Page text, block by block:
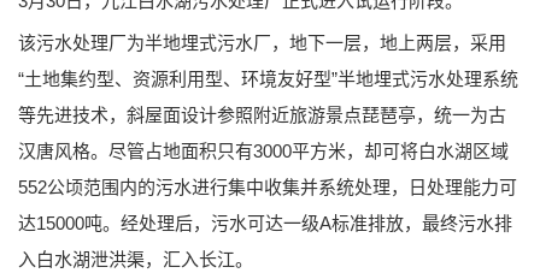
该污水处理厂为半地埋式污水厂，地下一层，地上两层，采用
“土地集约型、资源利用型、环境友好型”半地埋式污水处理系统
等先进技术，斜屋面设计参照附近旅游景点琵琶亭，统一为古
汉唐风格。尽管占地面积只有3000平方米，却可将白水湖区域
552公顷范围内的污水进行集中收集并系统处理，日处理能力可
达15000吨。经处理后，污水可达一级A标准排放，最终污水排
入白水湖泄洪渠，汇入长江。